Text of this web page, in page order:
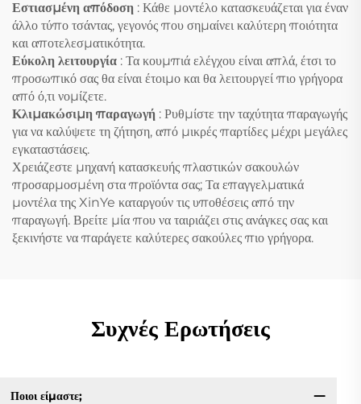
Εστιασμένη απόδοση : Κάθε μοντέλο κατασκευάζεται για έναν
άλλο τύπο τσάντας, γεγονός που σημαίνει καλύτερη ποιότητα
και αποτελεσματικότητα.
Εύκολη λειτουργία : Τα κουμπιά ελέγχου είναι απλά, έτσι το
προσωπικό σας θα είναι έτοιμο και θα λειτουργεί πιο γρήγορα
από ό,τι νομίζετε.
Κλιμακώσιμη παραγωγή : Ρυθμίστε την ταχύτητα παραγωγής
για να καλύψετε τη ζήτηση, από μικρές παρτίδες μέχρι μεγάλες
εγκαταστάσεις.
Χρειάζεστε μηχανή κατασκευής πλαστικών σακουλών
προσαρμοσμένη στα προϊόντα σας; Τα επαγγελματικά
μοντέλα της XinYe καταργούν τις υποθέσεις από την
παραγωγή. Βρείτε μία που να ταιριάζει στις ανάγκες σας και
ξεκινήστε να παράγετε καλύτερες σακούλες πιο γρήγορα.
Συχνές Ερωτήσεις
Ποιοι είμαστε;